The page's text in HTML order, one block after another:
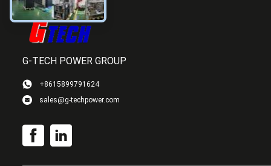
G-TECH POWER GROUP
+8615899791624
sales@g-techpower.com